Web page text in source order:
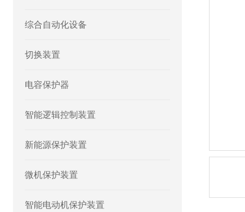
综合自动化设备
切换装置
电容保护器
智能逻辑控制装置
新能源保护装置
微机保护装置
智能电动机保护装置